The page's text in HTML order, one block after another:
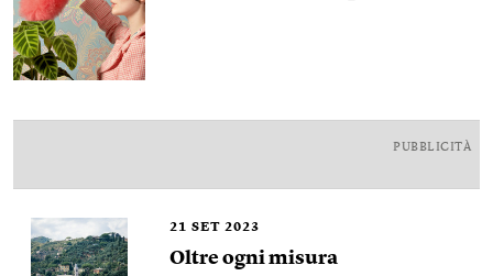
PUBBLICITÀ
21 SET 2023
Oltre ogni misura